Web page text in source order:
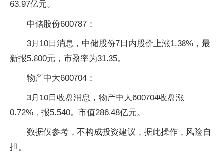
63.97亿元。
中储股份600787：
3月10日消息，中储股份7日内股价上涨1.38%，最
新报5.800元，市盈率为31.35。
物产中大600704：
3月10日收盘消息，物产中大600704收盘涨
0.72%，报5.540。市值286.48亿元。
数据仅参考，不构成投资建议，据此操作，风险自
担。